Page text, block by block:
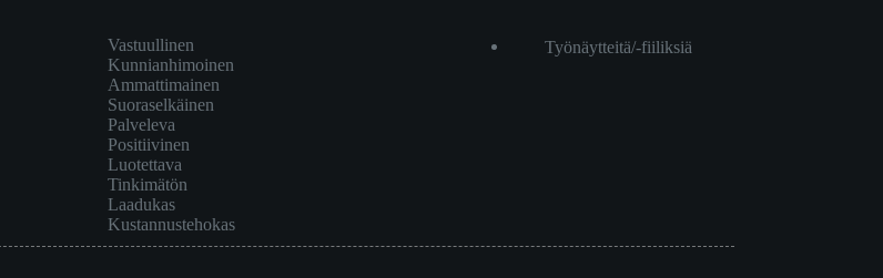
Vastuullinen
Kunnianhimoinen
Ammattimainen
Suoraselkäinen
Palveleva
Positiivinen
Luotettava
Tinkimätön
Laadukas
Kustannustehokas
Työnäytteitä/-fiiliksiä